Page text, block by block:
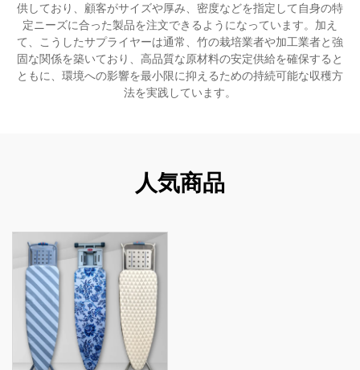
供しており、顧客がサイズや厚み、密度などを指定して自身の特
定ニーズに合った製品を注文できるようになっています。加え
て、こうしたサプライヤーは通常、竹の栽培業者や加工業者と強
固な関係を築いており、高品質な原材料の安定供給を確保すると
ともに、環境への影響を最小限に抑えるための持続可能な収穫方
法を実践しています。
人気商品